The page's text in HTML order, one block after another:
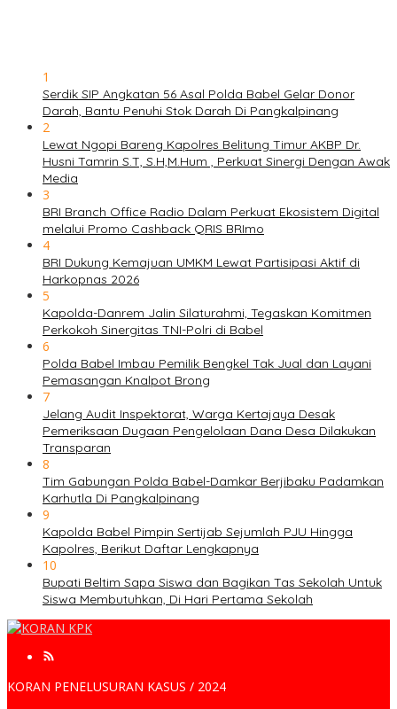
1
Serdik SIP Angkatan 56 Asal Polda Babel Gelar Donor
Darah, Bantu Penuhi Stok Darah Di Pangkalpinang
2
Lewat Ngopi Bareng Kapolres Belitung Timur AKBP Dr.
Husni Tamrin S.T, S.H,M.Hum , Perkuat Sinergi Dengan Awak
Media
3
BRI Branch Office Radio Dalam Perkuat Ekosistem Digital
melalui Promo Cashback QRIS BRImo
4
BRI Dukung Kemajuan UMKM Lewat Partisipasi Aktif di
Harkopnas 2026
5
Kapolda-Danrem Jalin Silaturahmi, Tegaskan Komitmen
Perkokoh Sinergitas TNI-Polri di Babel
6
Polda Babel Imbau Pemilik Bengkel Tak Jual dan Layani
Pemasangan Knalpot Brong
7
Jelang Audit Inspektorat, Warga Kertajaya Desak
Pemeriksaan Dugaan Pengelolaan Dana Desa Dilakukan
Transparan
8
Tim Gabungan Polda Babel-Damkar Berjibaku Padamkan
Karhutla Di Pangkalpinang
9
Kapolda Babel Pimpin Sertijab Sejumlah PJU Hingga
Kapolres, Berikut Daftar Lengkapnya
10
Bupati Beltim Sapa Siswa dan Bagikan Tas Sekolah Untuk
Siswa Membutuhkan, Di Hari Pertama Sekolah
KORAN PENELUSURAN KASUS / 2024